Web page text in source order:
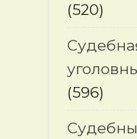
(520)
(596)